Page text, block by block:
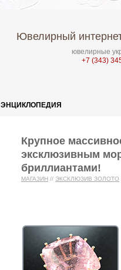
Ювелирный
ювелирные
+7 (343)
ЭНЦИКЛОПЕДИЯ
Крупное
эксклюзивным
бриллиантами!
МАГАЗИН // ЭКСКЛЮЗИВ ЗОЛОТО